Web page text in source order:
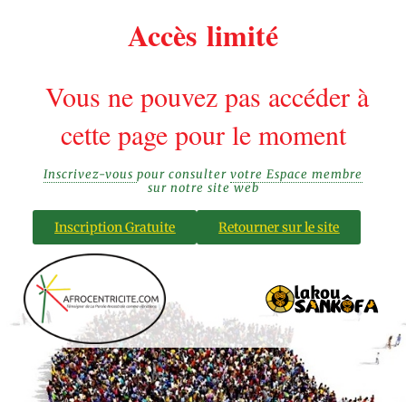
Accès limité
Vous ne pouvez pas accéder à
cette page pour le moment
Inscrivez-vous pour consulter votre Espace membre
sur notre site web
Inscription Gratuite Retourner sur le site